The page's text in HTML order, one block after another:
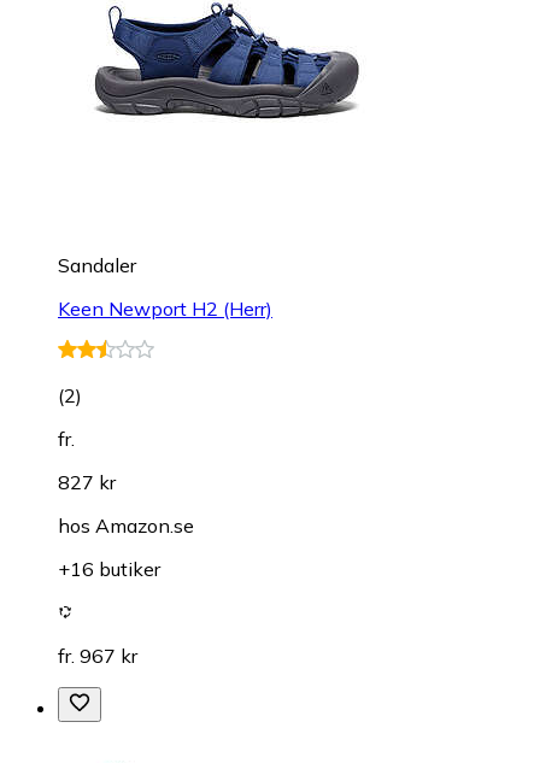
Sandaler
Keen Newport H2 (Herr)
(2)
fr.
827 kr
hos Amazon.se
+16 butiker
fr. 967 kr